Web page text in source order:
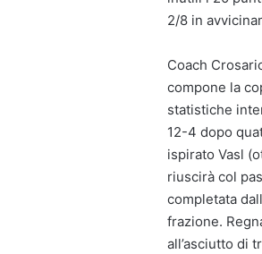
2/8 in
Coach
compone la
statistiche
12-4 dopo
ispirato Vasl
riuscirà col
completata
frazione.
all’asciutto di